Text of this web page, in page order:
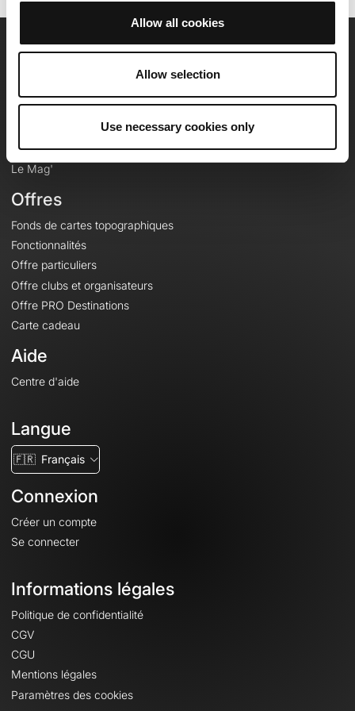
Allow all cookies
Allow selection
Use necessary cookies only
Carrières
Contact
Le Mag'
Offres
Fonds de cartes topographiques
Fonctionnalités
Offre particuliers
Offre clubs et organisateurs
Offre PRO Destinations
Carte cadeau
Aide
Centre d'aide
Langue
🇫🇷 Français
Connexion
Créer un compte
Se connecter
Informations légales
Politique de confidentialité
CGV
CGU
Mentions légales
Paramètres des cookies